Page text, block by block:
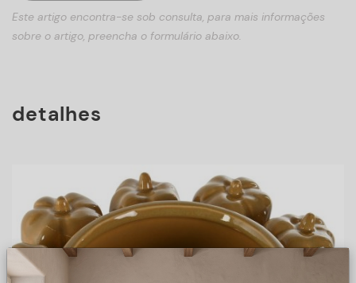
Este artigo encontra-se sob consulta, para mais informações
sobre o artigo, preencha o formulário abaixo.
detalhes